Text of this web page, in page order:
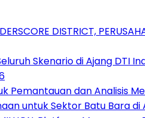
DISTRICT,
Skenario di Ajang DTI
dan Analisis
untuk Sektor Batu Bara di